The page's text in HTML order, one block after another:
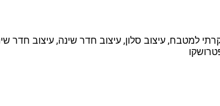
למטבח, עיצוב סלון, עיצוב חדר שינה, עיצוב חדר